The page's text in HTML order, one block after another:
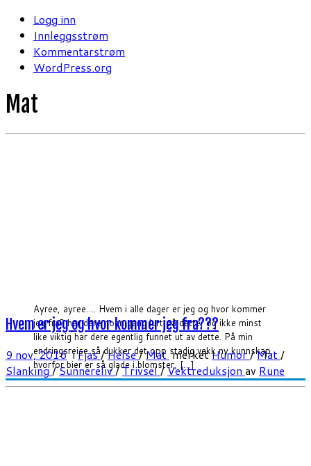
Logg inn
Innleggsstrøm
Kommentarstrøm
WordPress.org
Mat
Ayree, ayree…. Hvem i alle dager er jeg og hvor kommer
jeg fra? har dere noen gang lurt på dette, og ikke minst
like viktig har dere egentlig funnet ut av dette. På min
endringsreise så dukker det opp stadig vekk ny kunnskap,
hvorfor bier er så glade i blomster, […]
Hvem er jeg og hvor kommer jeg fra???
9 nov, 2016iFjas/Helse/Mat merketHumor/Mat/
Slanking/Sunnereliv/Trivsel/Vektreduksjon av Rune